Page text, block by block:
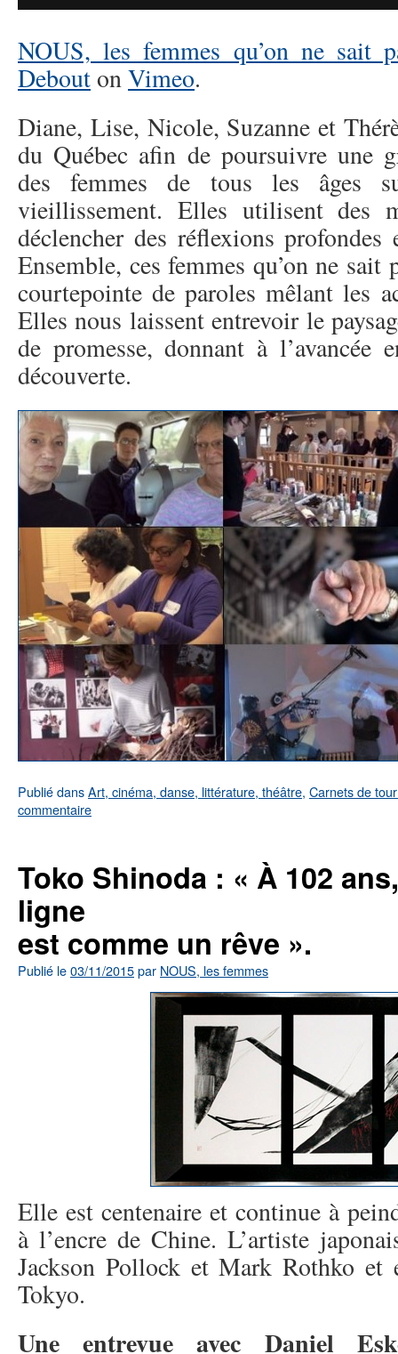
NOUS, les femmes qu’on ne sait
DeboutonVimeo.
Diane, Lise, Nicole, Suzanne et
du Québec afin de poursuivre une
des femmes de tous les âges
vieillissement. Elles utilisent des
déclencher des réflexions profondes
Ensemble, ces femmes qu’on ne
courtepointe de paroles mêlant les
Elles nous laissent entrevoir le
de promesse, donnant à l’avancée
découverte.
Publié dansArt, cinéma, danse, littérature, théâtre, Carnets de
commentaire
Toko Shinoda : « À 102
ligne
est comme un rêve ».
Publié le03/11/2015par NOUS, les femmes
Elle est centenaire et continue à
à l’encre de Chine. L’artiste
Jackson Pollock et Mark Rothko et
Tokyo.
Une entrevue avec Daniel